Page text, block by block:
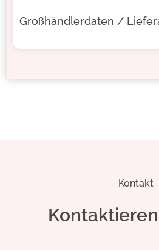
Großhändlerdaten /
Kontakt